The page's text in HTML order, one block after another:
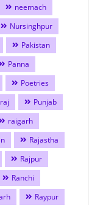
neemach
Nursinghpur
Pakistan
Panna
Poetries
Punjab
raigarh
Rajastha
Rajpur
Ranchi
Raypur